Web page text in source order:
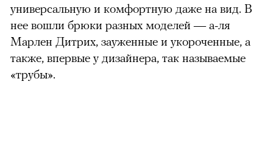
универсальную и комфортную даже на вид. В
нее вошли брюки разных моделей — а-ля
Марлен Дитрих, зауженные и укороченные, а
также, впервые у дизайнера, так называемые
«трубы».